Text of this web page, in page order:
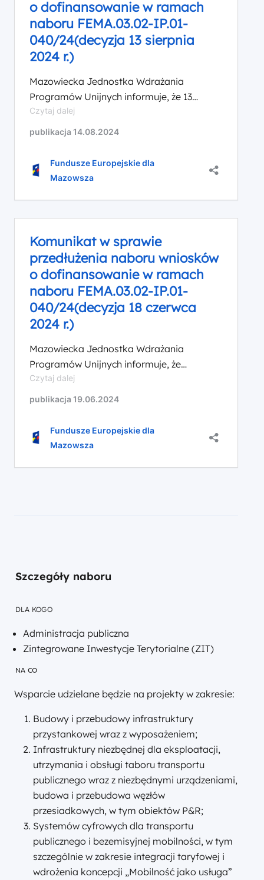
o dofinansowanie w ramach
naboru FEMA.03.02-IP.01-
040/24(decyzja 13 sierpnia
2024 r.)
Mazowiecka Jednostka Wdrażania
Programów Unijnych informuje, że 13
sierpnia 2024 r. Zarząd Województwa
Mazowieckiego podjął decyzję o
ramach naboru FEMA.03.02-IP.01-
040/24 do 25 września 2024 r. Przedłużenie
prośbami zgłaszanymi przez potencjalnych
wnioskodawców.
Czytaj dalej
przedłużenia
wniosków
dofinansowanie
naboru
FEMA.03.02-
IP.01-
040/24(decyzja
13
sierpnia
2024
r.)
publikacja 14.08.2024
Fundusze Europejskie dla
Mazowsza
Komunikat w sprawie
przedłużenia naboru wniosków
o dofinansowanie w ramach
naboru FEMA.03.02-IP.01-
040/24(decyzja 18 czerwca
2024 r.)
Mazowiecka Jednostka Wdrażania
Programów Unijnych informuje, że
18 czerwca 2024 r. Zarząd Województwa
Mazowieckiego podjął decyzję o
ramach naboru FEMA.03.02-IP.01-
040/24 do 21 sierpnia 2024 r. Przedłużenie
prośbami zgłaszanymi przez potencjalnych
Czytaj dalej
przedłużenia
wniosków
dofinansowanie
IP.01-
publikacja 19.06.2024
Fundusze Europejskie dla
Mazowsza
Szczegóły naboru
DLA KOGO
Administracja publiczna
Zintegrowane Inwestycje Terytorialne (ZIT)
NA CO
Wsparcie udzielane będzie na projekty w zakresie:
Budowy i przebudowy infrastruktury
przystankowej wraz z wyposażeniem;
Infrastruktury niezbędnej dla eksploatacji,
utrzymania i obsługi taboru transportu
publicznego wraz z niezbędnymi urządzeniami,
budowa i przebudowa węzłów
przesiadkowych, w tym obiektów P&R;
Systemów cyfrowych dla transportu
publicznego i bezemisyjnej mobilności, w tym
szczególnie w zakresie integracji taryfowej i
wdrożenia koncepcji „Mobilność jako usługa”